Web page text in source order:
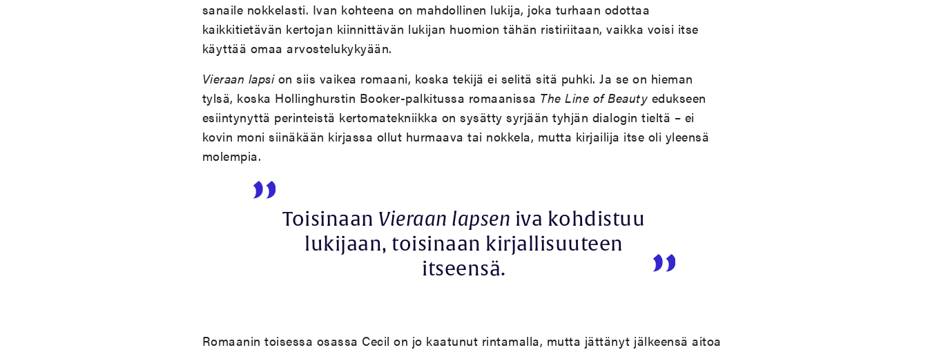
sanaile nokkelasti. Ivan kohteena on mahdollinen lukija, joka turhaan odottaa
kaikkitietävän kertojan kiinnittävän lukijan huomion tähän ristiriitaan, vaikka voisi itse
käyttää omaa arvostelukykyään.
Vieraan lapsion siis vaikea romaani, koska tekijä ei selitä sitä puhki. Ja se on hieman
tylsä, koska Hollinghurstin Booker-palkitussa romaanissa The Line of Beauty edukseen
esiintynyttä perinteistä kertomatekniikka on sysätty syrjään tyhjän dialogin tieltä – ei
kovin moni siinäkään kirjassa ollut hurmaava tai nokkela, mutta kirjailija itse oli yleensä
molempia.
Toisinaan Vieraan lapsen iva kohdistuu
lukijaan, toisinaan kirjallisuuteen
itseensä.
Romaanin toisessa osassa Cecil on jo kaatunut rintamalla, mutta jättänyt jälkeensä aitoa